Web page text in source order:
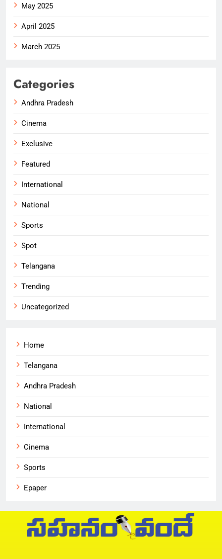
May 2025
April 2025
March 2025
Categories
Andhra Pradesh
Cinema
Exclusive
Featured
International
National
Sports
Spot
Telangana
Trending
Uncategorized
Home
Telangana
Andhra Pradesh
National
International
Cinema
Sports
Epaper